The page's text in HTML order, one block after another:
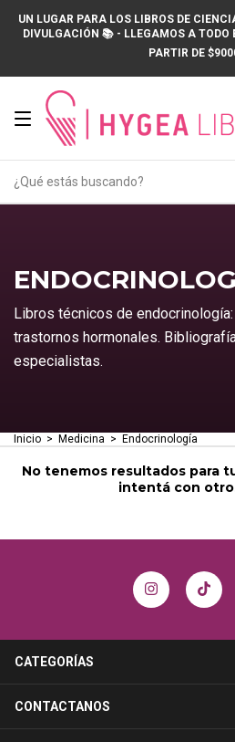
UN LUGAR PARA LOS LIBROS DE
DIVULGACIÓN 📚 - LLEGAMOS A TODO
PARTIR DE
Libros técnicos de
trastornos hormonales.
especialistas.
Inicio > Medicina > Endocrinología
No tenemos resultados para
intentá con
CATEGORÍAS
CONTACTANOS